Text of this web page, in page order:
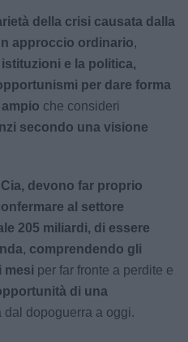
della crisi causata dalla
approccio ordinario,
e la politica,
per dare forma
che consideri
secondo una visione
devono far proprio
al settore
205 miliardi, di essere
, comprendendo gli
mesi per far fronte a perdite e
di una
dal dopoguerra a oggi.